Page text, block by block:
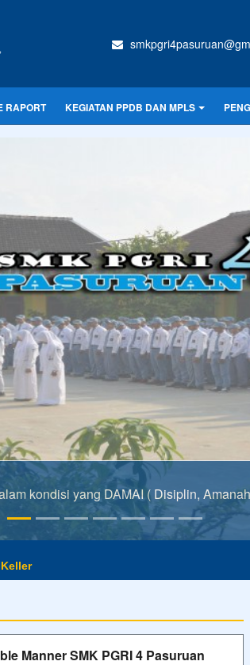
RAPORT KEGIATAN PPDB DAN MPLS
kondisi yang DAMAI ( Disiplin,
Manner SMK PGRI 4 Pasuruan